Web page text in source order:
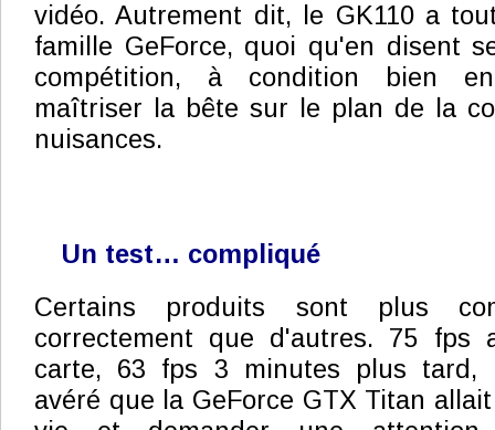
vidéo. Autrement dit, le GK110 a
famille GeForce, quoi qu'en disent
compétition, à condition bien
maîtriser la bête sur le plan de la
nuisances.
Un test… compliqué
Certains produits sont plus
correctement que d'autres. 75 fps
carte, 63 fps 3 minutes plus tard,
avéré que la GeForce GTX Titan